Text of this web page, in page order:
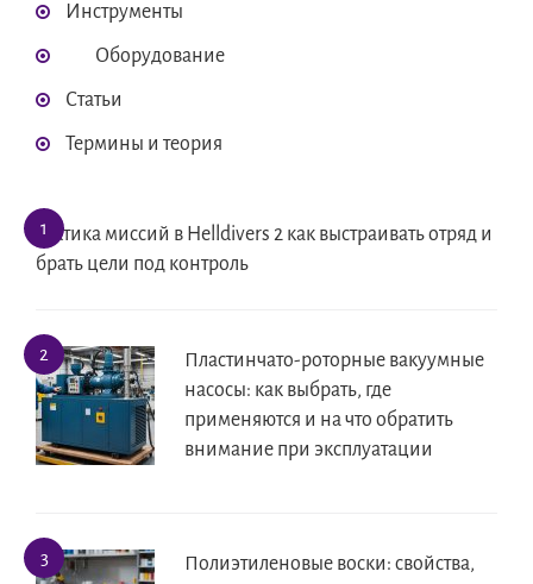
Инструменты
Оборудование
Статьи
Термины и теория
Тактика миссий в Helldivers 2 как выстраивать отряд и
брать цели под контроль
Пластинчато-роторные вакуумные
насосы: как выбрать, где
применяются и на что обратить
внимание при эксплуатации
Полиэтиленовые воски: свойства,